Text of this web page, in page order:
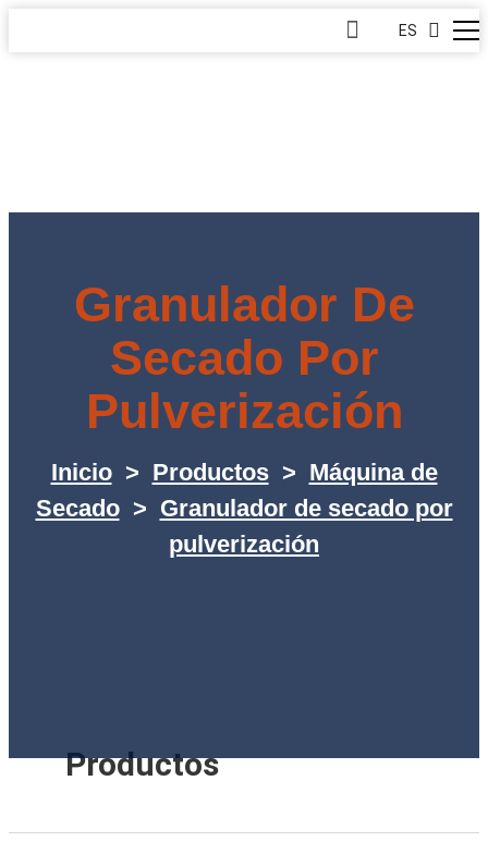
ES
Granulador De
Secado Por
Pulverización
Inicio> Productos> Máquina de
Secado> Granulador de secado por
pulverización
Productos